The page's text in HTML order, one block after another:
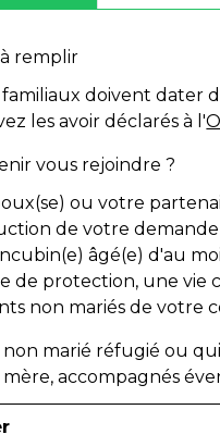
remplir
familiaux doivent dater
les avoir déclarés à l'
vous rejoindre ?
ou votre
de votre
âgé(e) d'au
de protection, une vie
non mariés de votre
marié réfugié ou
mère, accompagnés